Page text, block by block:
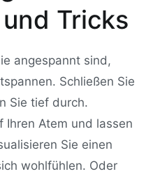
Tricks
angespannt sind,
Schließen Sie
Sie tief durch.
Ihren Atem und lassen
Sie einen
wohlfühlen. Oder